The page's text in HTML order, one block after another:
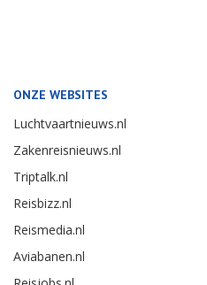
ONZE WEBSITES
Luchtvaartnieuws.nl
Zakenreisnieuws.nl
Triptalk.nl
Reisbizz.nl
Reismedia.nl
Aviabanen.nl